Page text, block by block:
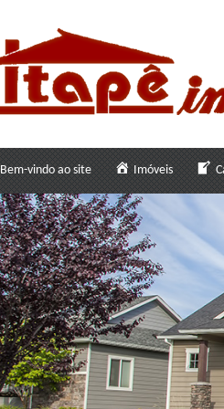
Bem-vindo ao site Imóveis